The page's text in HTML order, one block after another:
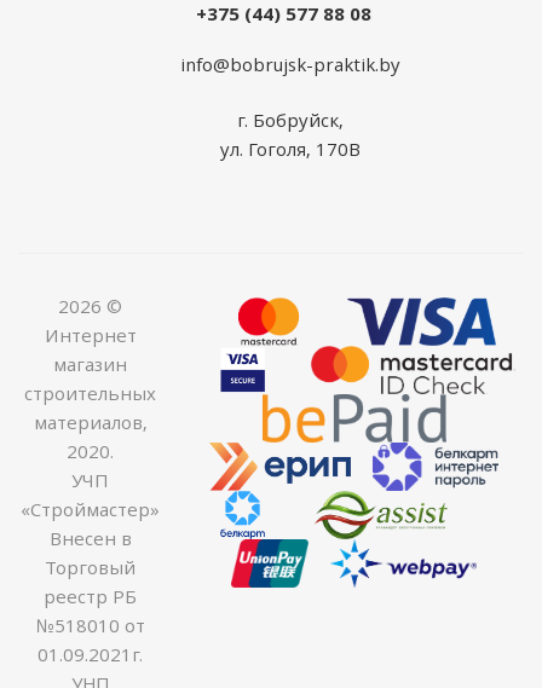
+375 (44) 577 88 08
info@bobrujsk-praktik.by
г. Бобруйск,
ул. Гоголя, 170В
2026 ©
Интернет
магазин
строительных
материалов,
2020.
УЧП
«Строймастер»
Внесен в
Торговый
реестр РБ
№518010 от
01.09.2021г.
УНП